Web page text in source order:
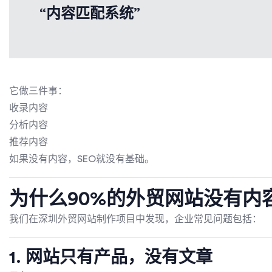
“内容匹配系统”
它做三件事：
收录内容
分析内容
推荐内容
如果没有内容，SEO就没有基础。
为什么90%的外贸网站没有内
我们在深圳外贸网站制作项目中发现，企业常见问题包括：
1. 网站只有产品，没有文章